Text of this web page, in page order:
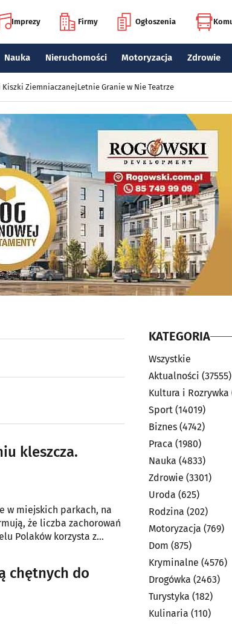
Imprezy Firmy Ogłoszenia
Nauka Nieruchomości Motoryzacja Zdrowie
ZiemniaczanejLetnie Granie w Nie Teatrze
kleszcza.
w miejskich parkach, na
że liczba zachorowań
Polaków korzysta z
chętnych do
KATEGORIA
Wszystkie
Aktualności (37555)
Kultura i Rozrywka
Sport (14019)
Biznes (4742)
Praca (1980)
Nauka (4833)
Zdrowie (3301)
Uroda (625)
Rodzina (202)
Motoryzacja (769)
Dom (875)
Kryminalne (4576)
Drogówka (2463)
Turystyka (182)
Kulinaria (110)